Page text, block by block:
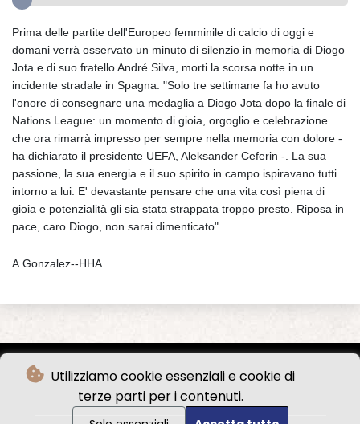
Utilizziamo cookie essenziali e cookie di
terze parti per i contenuti.
Prima delle partite dell'Europeo femminile di calcio di oggi e
domani verrà osservato un minuto di silenzio in memoria di Diogo
Jota e di suo fratello André Silva, morti la scorsa notte in un
incidente stradale in Spagna. "Solo tre settimane fa ho avuto
l'onore di consegnare una medaglia a Diogo Jota dopo la finale di
Nations League: un momento di gioia, orgoglio e celebrazione
che ora rimarrà impresso per sempre nella memoria con dolore -
ha dichiarato il presidente UEFA, Aleksander Ceferin -. La sua
passione, la sua energia e il suo spirito in campo ispiravano tutti
intorno a lui. E' devastante pensare che una vita così piena di
gioia e potenzialità gli sia stata strappata troppo presto. Riposa in
pace, caro Diogo, non sarai dimenticato".
A.Gonzalez--HHA